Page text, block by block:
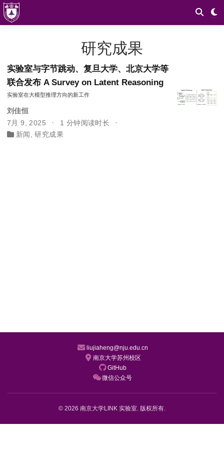
研究成果
实验室与字节跳动、复旦大学、北京大学等
联合发布 A Survey on Latent Reasoning
实验室在大模型推理方向的新工作
刘佳恒
7月 9, 2025
1 分钟阅读时长
新闻 ,研究成果
liujiaheng@nju.edu.cn
南京大学苏州校区
GitHub
微信公众号
© 2026 南京大学LINK 实验室. 版权所有.